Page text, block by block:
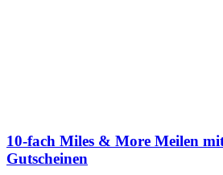
10-fach Miles & More Meilen
Gutscheinen